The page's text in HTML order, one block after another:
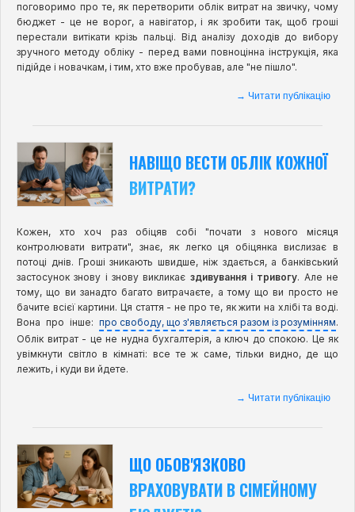
поговоримо про те, як перетворити облік витрат на звичку, чому
бюджет - це не ворог, а навігатор, і як зробити так, щоб гроші
перестали витікати крізь пальці. Від аналізу доходів до вибору
зручного методу обліку - перед вами повноцінна інструкція, яка
підійде і новачкам, і тим, хто вже пробував, але "не пішло".
→ Читати публікацію
НАВІЩО ВЕСТИ ОБЛІК КОЖНОЇ
ВИТРАТИ?
Кожен, хто хоч раз обіцяв собі "почати з нового місяця
контролювати витрати", знає, як легко ця обіцянка вислизає в
потоці днів. Гроші зникають швидше, ніж здається, а банківський
застосунок знову і знову викликає здивування і тривогу. Але не
тому, що ви занадто багато витрачаєте, а тому що ви просто не
бачите всієї картини. Ця стаття - не про те, як жити на хлібі та воді.
Вона про інше: про свободу, що з'являється разом із розумінням.
Облік витрат - це не нудна бухгалтерія, а ключ до спокою. Це як
увімкнути світло в кімнаті: все те ж саме, тільки видно, де що
лежить, і куди ви йдете.
→ Читати публікацію
ЩО ОБОВ'ЯЗКОВО
ВРАХОВУВАТИ В СІМЕЙНОМУ